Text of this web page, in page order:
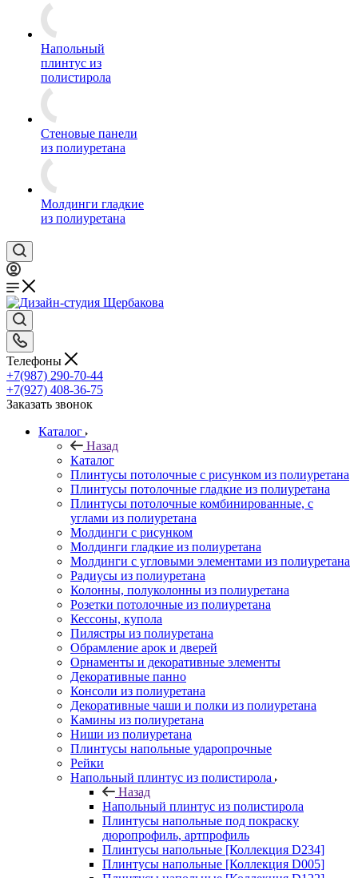
Напольный
плинтус из
полистирола
Стеновые панели
из полиуретана
Молдинги гладкие
из полиуретана
Телефоны
+7(987) 290-70-44
+7(927) 408-36-75
Заказать звонок
Каталог
Назад
Каталог
Плинтусы потолочные с рисунком из полиуретана
Плинтусы потолочные гладкие из полиуретана
Плинтусы потолочные комбинированные, с
углами из полиуретана
Молдинги c рисунком
Молдинги гладкие из полиуретана
Молдинги с угловыми элементами из полиуретана
Радиусы из полиуретана
Колонны, полуколонны из полиуретана
Розетки потолочные из полиуретана
Кессоны, купола
Пилястры из полиуретана
Обрамление арок и дверей
Орнаменты и декоративные элементы
Декоративные панно
Консоли из полиуретана
Декоративные чаши и полки из полиуретана
Камины из полиуретана
Ниши из полиуретана
Плинтусы напольные ударопрочные
Рейки
Напольный плинтус из полистирола
Назад
Напольный плинтус из полистирола
Плинтусы напольные под покраску
дюропрофиль, артпрофиль
Плинтусы напольные [Коллекция D234]
Плинтусы напольные [Коллекция D005]